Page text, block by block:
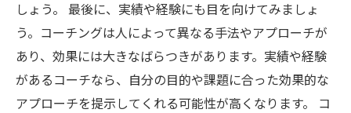
しょう。 最後に、実績や経験にも目を向けてみましょ
う。コーチングは人によって異なる手法やアプローチが
あり、効果には大きなばらつきがあります。実績や経験
があるコーチなら、自分の目的や課題に合った効果的な
アプローチを提示してくれる可能性が高くなります。 コ